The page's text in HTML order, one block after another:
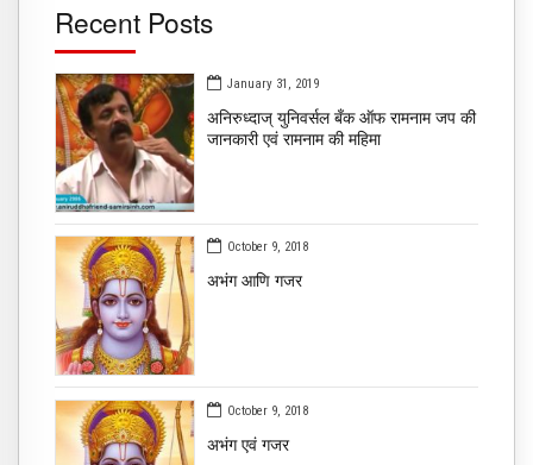
Recent Posts
January 31, 2019
अनिरुध्दाज् युनिवर्सल बँक ऑफ रामनाम जप की
जानकारी एवं रामनाम की महिमा
October 9, 2018
​अभंग आणि गजर ​
October 9, 2018
अभंग एवं गजर